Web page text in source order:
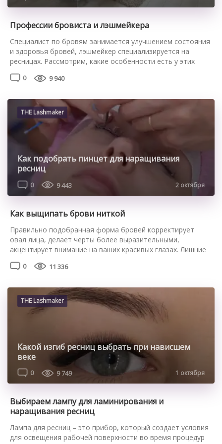
Профессии бровиста и лэшмейкера
Специалист по бровям занимается улучшением состояния
и здоровья бровей, лэшмейкер специализируется на
ресницах. Рассмотрим, какие особенности есть у этих
профессий и что нужно учесть при выборе своего
мастера. Особенности профессии мастера по бровям
школе визажа. Можно перейти в профессию из смежной
деятельности (косметолог, визажист) или освоить ее с […]
0 9 940
THE Lashmaker
Как подобрать пинцет для наращивания
ресниц
0 9 443 2 октября
Как выщипать брови ниткой
Правильно подобранная форма бровей корректирует
овал лица, делает черты более выразительными,
акцентирует внимание на ваших красивых глазах. Лишние
изменились. Если вы не любите пользоваться пинцетом,
условиях. Это достаточно простая техника, освоить
которую сможет каждая. Главное, следовать пошаговой
инструкции и обратить внимание […]
0 11 336
THE Lashmaker
Какой изгиб ресниц выбрать при нависшем
веке
0 9 749 1 октября
Выбираем лампу для ламинирования и
наращивания ресниц
Лампа для ресниц – это прибор, который создает условия
для освещения рабочей поверхности во время процедур